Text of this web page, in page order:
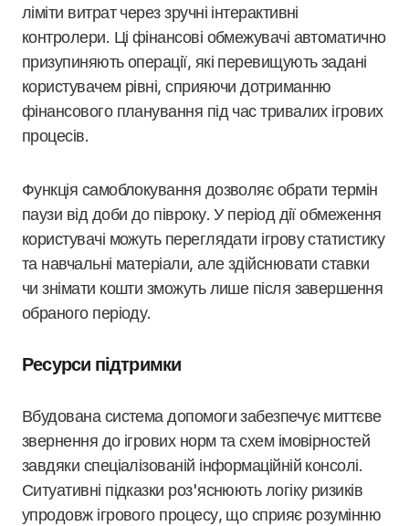
ліміти витрат через зручні інтерактивні
контролери. Ці фінансові обмежувачі автоматично
призупиняють операції, які перевищують задані
користувачем рівні, сприяючи дотриманню
фінансового планування під час тривалих ігрових
процесів.
Функція самоблокування дозволяє обрати термін
паузи від доби до півроку. У період дії обмеження
користувачі можуть переглядати ігрову статистику
та навчальні матеріали, але здійснювати ставки
чи знімати кошти зможуть лише після завершення
обраного періоду.
Ресурси підтримки
Вбудована система допомоги забезпечує миттєве
звернення до ігрових норм та схем імовірностей
завдяки спеціалізованій інформаційній консолі.
Ситуативні підказки роз'яснюють логіку ризиків
упродовж ігрового процесу, що сприяє розумінню